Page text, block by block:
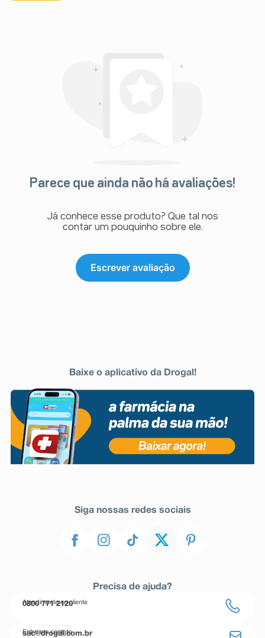
Parece que ainda não há avaliações!
Já conhece esse produto? Que tal nos
contar um pouquinho sobre ele.
Escrever avaliação
Baixe o aplicativo da Drogal!
Siga nossas redes sociais
Precisa de ajuda?
Atendimento ao cliente
0800 771 2120
Entre em contato
sac@drogal.com.br